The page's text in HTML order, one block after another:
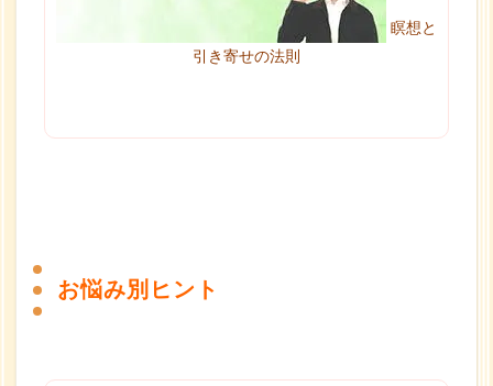
瞑想と
引き寄せの法則
お悩み別ヒント